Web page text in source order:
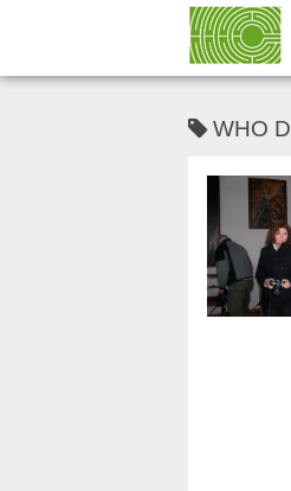
WHO